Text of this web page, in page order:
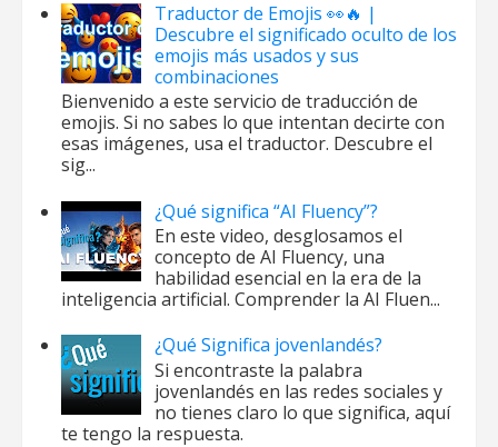
Traductor de Emojis 👀🔥 |
Descubre el significado oculto de los
emojis más usados y sus
combinaciones
Bienvenido a este servicio de traducción de
emojis. Si no sabes lo que intentan decirte con
esas imágenes, usa el traductor. Descubre el
sig...
¿Qué significa “AI Fluency”?
En este video, desglosamos el
concepto de AI Fluency, una
habilidad esencial en la era de la
inteligencia artificial. Comprender la AI Fluen...
¿Qué Significa jovenlandés?
Si encontraste la palabra
jovenlandés en las redes sociales y
no tienes claro lo que significa, aquí
te tengo la respuesta.